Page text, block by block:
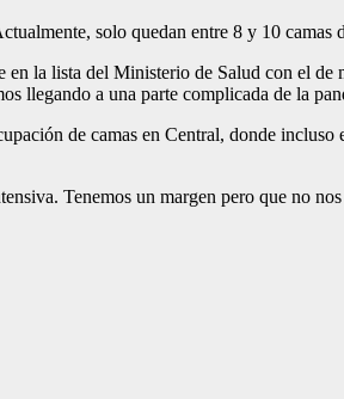
solo quedan entre 8 y 10
la lista del Ministerio de Salud con el
llegando a una parte complicada de la
de camas en Central, donde
Tenemos un margen pero que no